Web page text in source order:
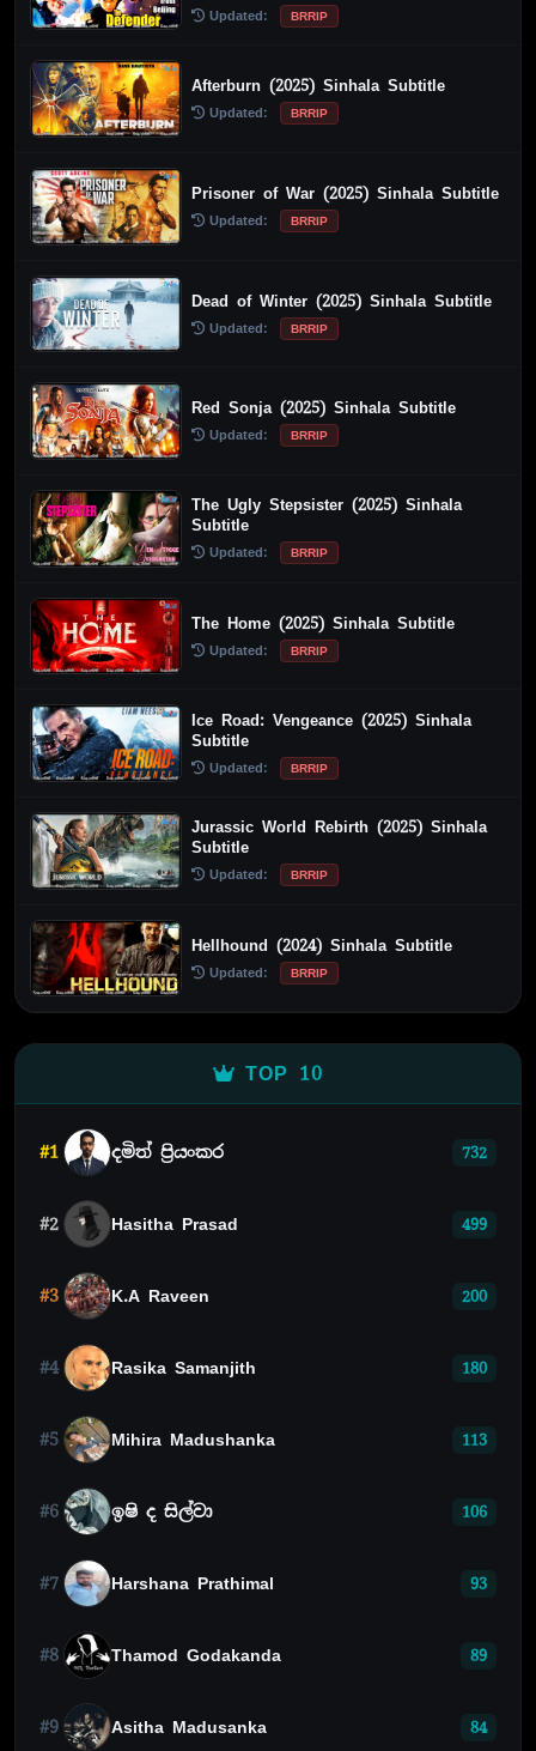
Updated: BRRIP
Afterburn (2025) Sinhala Subtitle
Updated: BRRIP
Prisoner of War (2025) Sinhala Subtitle
Updated: BRRIP
Dead of Winter (2025) Sinhala Subtitle
Updated: BRRIP
Red Sonja (2025) Sinhala Subtitle
Updated: BRRIP
The Ugly Stepsister (2025) Sinhala
Subtitle
Updated: BRRIP
The Home (2025) Sinhala Subtitle
Updated: BRRIP
Ice Road: Vengeance (2025) Sinhala
Subtitle
Updated: BRRIP
Jurassic World Rebirth (2025) Sinhala
Subtitle
Updated: BRRIP
Hellhound (2024) Sinhala Subtitle
Updated: BRRIP
TOP 10
#1 දමිත් ප්‍රියංකර 732
#2 Hasitha Prasad 499
#3 K.A Raveen 200
#4 Rasika Samanjith 180
#5 Mihira Madushanka 113
#6 ඉෂි ද සිල්වා 106
#7 Harshana Prathimal 93
#8 Thamod Godakanda 89
#9 Asitha Madusanka 84